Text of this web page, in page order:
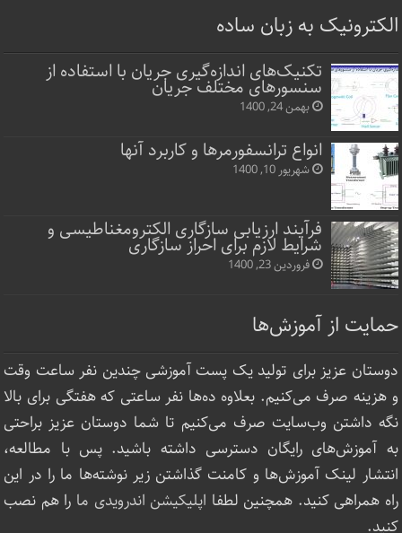
الکترونیک به زبان ساده
تکنیک‌های اندازه‌گیری جریان با استفاده از
سنسورهای مختلف جریان
بهمن 24, 1400
انواع ترانسفورمرها و کاربرد آنها
شهریور 10, 1400
فرآیند ارزیابی سازگاری الکترومغناطیسی و
شرایط لازم برای احراز سازگاری
فروردین 23, 1400
حمایت از آموزش‌ها
دوستان عزیز برای تولید یک پست آموزشی چندین نفر ساعت‌ وقت
و هزینه صرف می‌کنیم. بعلاوه ده‌ها نفر ساعتی که هفتگی برای بالا
نگه داشتن وب‌سایت صرف ‌می‌کنیم تا شما دوستان عزیز براحتی
به آموزش‌های رایگان دسترسی داشته باشید. پس با مطالعه،
انتشار لینک‌ آموزش‌ها و کامنت گذاشتن زیر نوشته‌‌ها ما را در این
راه همراهی کنید. همچنین لطفا اپلیکیشن اندرویدی ما را هم نصب
کنید.